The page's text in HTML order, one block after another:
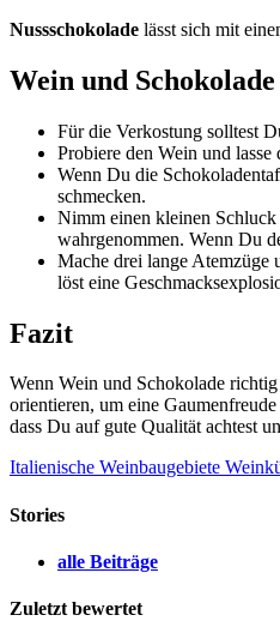
Nussschokolade lässt sich mit
Wein und
Für die Verkostung solltest
Probiere den Wein und
Wenn Du die
schmecken.
Nimm einen kleinen
wahrgenommen. Wenn Du
Mache drei lange Atemzüge
löst eine
Fazit
Wenn Wein und Schokolade
orientieren, um eine
dass Du auf gute Qualität achtest
Italienische Weinbaugebiete
Stories
alle Beiträge
Zuletzt bewertet